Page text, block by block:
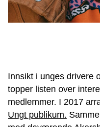
Innsikt i unges drivere
topper listen over
medlemmer. I 2017
Ungt publikum.